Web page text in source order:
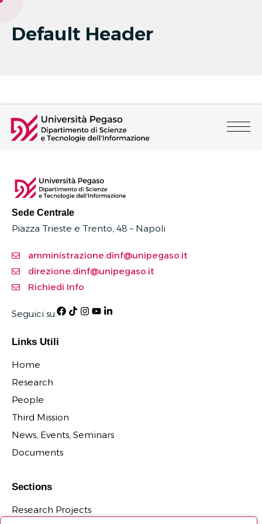
Default Header
Sede Centrale
Piazza Trieste e Trento, 48 – Napoli
amministrazione.dinf@unipegaso.it
direzione.dinf@unipegaso.it
Richiedi Info
Seguici su:
Links Utili
Home
Research
People
Third Mission
News, Events, Seminars
Documents
Sections
Research Projects